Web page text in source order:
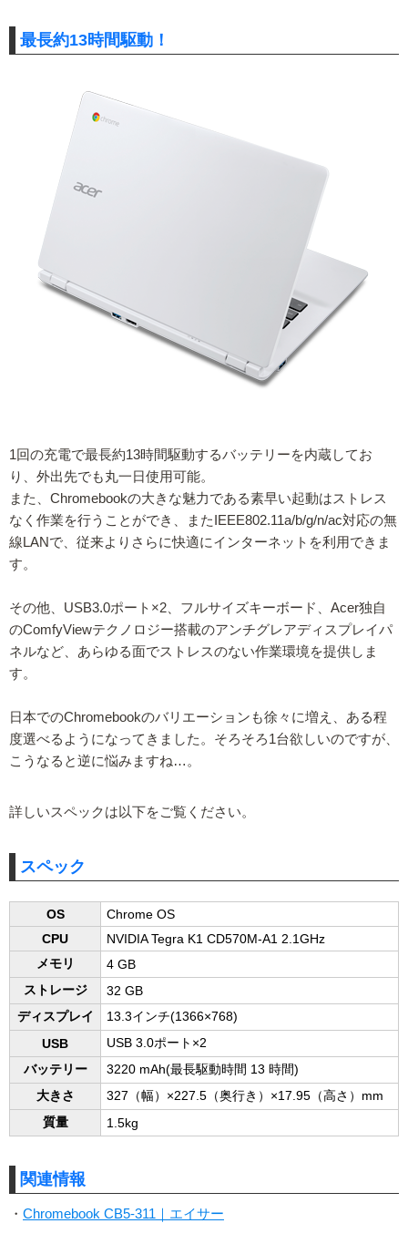
最長約13時間駆動！
1回の充電で最長約13時間駆動するバッテリーを内蔵してお
り、外出先でも丸一日使用可能。
また、Chromebookの大きな魅力である素早い起動はストレス
なく作業を行うことができ、またIEEE802.11a/b/g/n/ac対応の無
線LANで、従来よりさらに快適にインターネットを利用できま
す。
その他、USB3.0ポート×2、フルサイズキーボード、Acer独自
のComfyViewテクノロジー搭載のアンチグレアディスプレイパ
ネルなど、あらゆる面でストレスのない作業環境を提供しま
す。
日本でのChromebookのバリエーションも徐々に増え、ある程
度選べるようになってきました。そろそろ1台欲しいのですが、
こうなると逆に悩みますね…。
詳しいスペックは以下をご覧ください。
スペック
OS
Chrome OS
CPU
NVIDIA Tegra K1 CD570M-A1 2.1GHz
メモリ
4 GB
ストレージ
32 GB
ディスプレイ
13.3インチ(1366×768)
USB
USB 3.0ポート×2
バッテリー
3220 mAh(最長駆動時間 13 時間)
大きさ
327（幅）×227.5（奥行き）×17.95（高さ）mm
質量
1.5kg
関連情報
・ Chromebook CB5-311｜エイサー